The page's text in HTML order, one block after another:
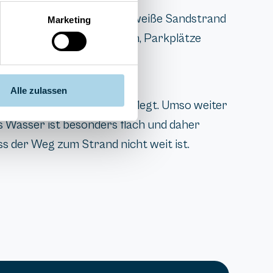
Marketing
Alle zulassen
Rügen. Der feine und weiße Sandstrand
Hundestrand vorhanden, Parkplätze
direkt am Strand.
sehr feinsandig und gepflegt. Umso weiter
ist besonders flach und daher
der Weg zum Strand nicht weit ist.